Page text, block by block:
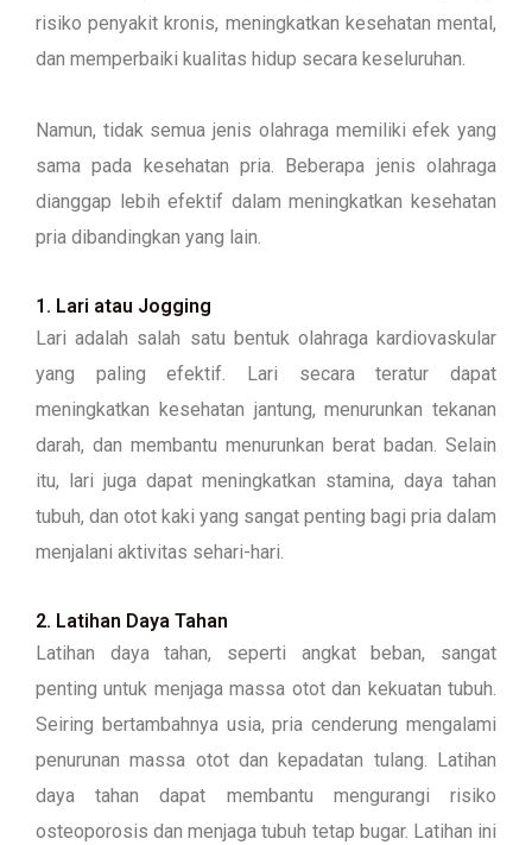
risiko penyakit kronis, meningkatkan kesehatan mental,
dan memperbaiki kualitas hidup secara keseluruhan.
Namun, tidak semua jenis olahraga memiliki efek yang
sama pada kesehatan pria. Beberapa jenis olahraga
dianggap lebih efektif dalam meningkatkan kesehatan
pria dibandingkan yang lain.
1. Lari atau Jogging
Lari adalah salah satu bentuk olahraga kardiovaskular
yang paling efektif. Lari secara teratur dapat
meningkatkan kesehatan jantung, menurunkan tekanan
darah, dan membantu menurunkan berat badan. Selain
itu, lari juga dapat meningkatkan stamina, daya tahan
tubuh, dan otot kaki yang sangat penting bagi pria dalam
menjalani aktivitas sehari-hari.
2. Latihan Daya Tahan
Latihan daya tahan, seperti angkat beban, sangat
penting untuk menjaga massa otot dan kekuatan tubuh.
Seiring bertambahnya usia, pria cenderung mengalami
penurunan massa otot dan kepadatan tulang. Latihan
daya tahan dapat membantu mengurangi risiko
osteoporosis dan menjaga tubuh tetap bugar. Latihan ini